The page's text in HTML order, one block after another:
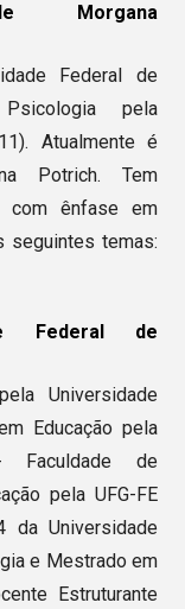
Morgana
Federal de
pela
Atualmente é
Potrich. Tem
com ênfase em
seguintes temas:
Federal de
Universidade
Educação pela
Faculdade de
pela UFG-FE
da Universidade
e Mestrado em
Estruturante